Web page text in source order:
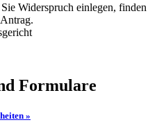
Widerspruch einlegen, finden
Formulare
»